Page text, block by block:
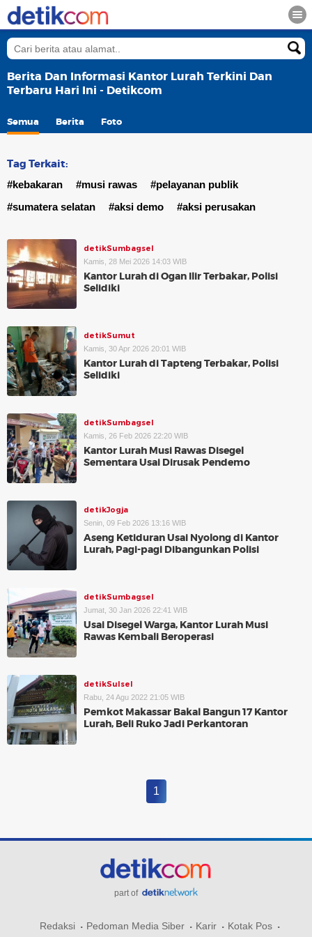
Berita Dan Informasi Kantor Lurah Terkini Dan
Terbaru Hari Ini - Detikcom
Semua Berita Foto
Tag Terkait:
#kebakaran #musi rawas
#pelayanan publik
#sumatera selatan
#aksi demo #aksi perusakan
detikSumbagsel
Kamis, 28 Mei 2026 14:03 WIB
Kantor Lurah di Ogan Ilir Terbakar, Polisi
Selidiki
detikSumut
Kamis, 30 Apr 2026 20:01 WIB
Kantor Lurah di Tapteng Terbakar, Polisi
Selidiki
detikSumbagsel
Kamis, 26 Feb 2026 22:20 WIB
Kantor Lurah Musi Rawas Disegel
Sementara Usai Dirusak Pendemo
detikJogja
Senin, 09 Feb 2026 13:16 WIB
Aseng Ketiduran Usai Nyolong di Kantor
Lurah, Pagi-pagi Dibangunkan Polisi
detikSumbagsel
Jumat, 30 Jan 2026 22:41 WIB
Usai Disegel Warga, Kantor Lurah Musi
Rawas Kembali Beroperasi
detikSulsel
Rabu, 24 Agu 2022 21:05 WIB
Pemkot Makassar Bakal Bangun 17 Kantor
Lurah, Beli Ruko Jadi Perkantoran
1
part of
Redaksi Pedoman Media Siber Karir Kotak Pos